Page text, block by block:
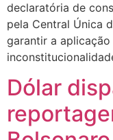
declaratória de
pela Central Única
garantir a
Dólar